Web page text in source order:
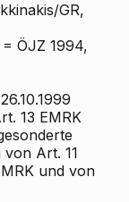
GR,
ÖJZ 1994,
13 EMRK
Art. 11
und von